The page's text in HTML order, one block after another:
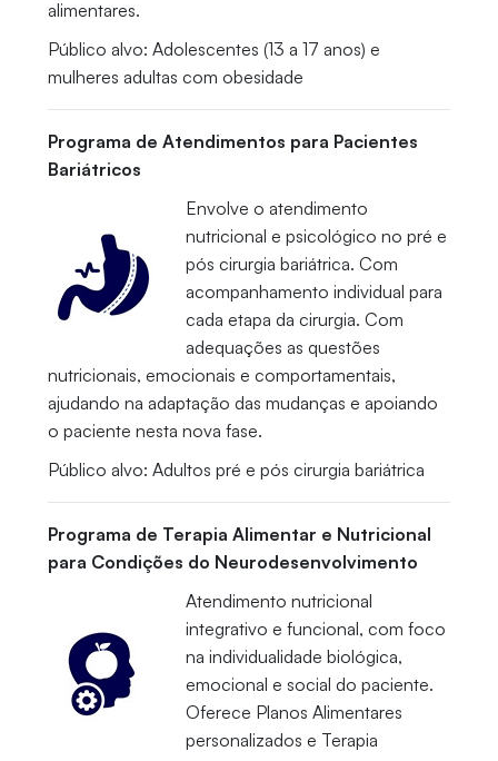
alimentares.
Público alvo: Adolescentes (13 a 17 anos) e
mulheres adultas com obesidade
Programa de Atendimentos para Pacientes
Bariátricos
Envolve o atendimento
nutricional e psicológico no pré e
pós cirurgia bariátrica. Com
acompanhamento individual para
cada etapa da cirurgia. Com
adequações as questões
nutricionais, emocionais e comportamentais,
ajudando na adaptação das mudanças e apoiando
o paciente nesta nova fase.
Público alvo: Adultos pré e pós cirurgia bariátrica
Programa de Terapia Alimentar e Nutricional
para Condições do Neurodesenvolvimento
Atendimento nutricional
integrativo e funcional, com foco
na individualidade biológica,
emocional e social do paciente.
Oferece Planos Alimentares
personalizados e Terapia